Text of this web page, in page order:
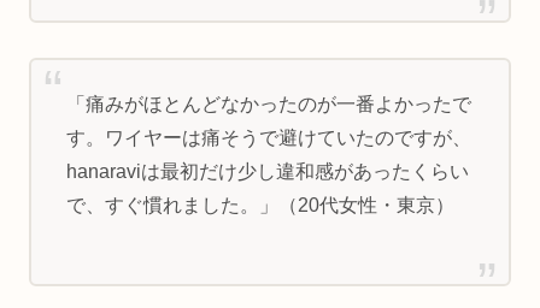
「痛みがほとんどなかったのが一番よかったで
す。ワイヤーは痛そうで避けていたのですが、
hanaraviは最初だけ少し違和感があったくらい
で、すぐ慣れました。」（20代女性・東京）